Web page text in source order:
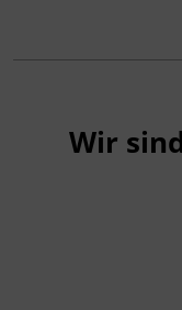
Wir